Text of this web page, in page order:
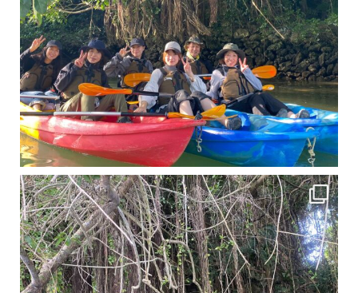
11月となり沖縄も寒くなってきましたが まだまだ沖縄は半袖です
この時期は、修学旅行